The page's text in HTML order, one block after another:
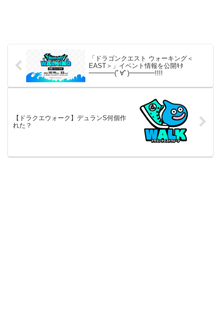
「ドラゴンクエスト ウォーキング＜
EAST＞」イベント情報を公開ｷﾀ
━━━━(ﾟ∀ﾟ)━━━━!!!!
【ドラクエウォーク】デュランS何個作
れた？